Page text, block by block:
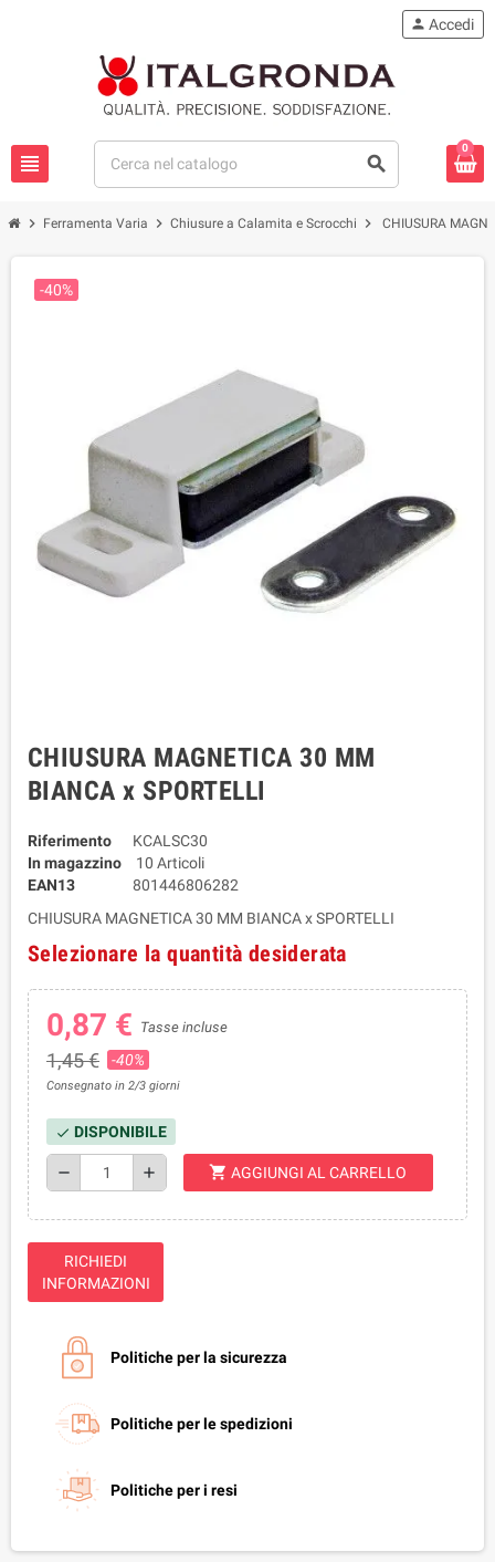
view_headline search
person Accedi
0
chevron_right Ferramenta Varia chevron_right Chiusure a Calamita e Scrocchi chevron_right CHIUSURA
-40%
CHIUSURA MAGNETICA 30 MM
BIANCA x SPORTELLI
Riferimento
KCALSC30
In magazzino
10 Articoli
EAN13
801446806282
CHIUSURA MAGNETICA 30 MM BIANCA x SPORTELLI
Selezionare la quantità desiderata
0,87 € Tasse incluse
1,45 € -40%
Consegnato in 2/3 giorni
check DISPONIBILE
remove add shopping_cart AGGIUNGI AL CARRELLO
RICHIEDI
INFORMAZIONI
Politiche per la sicurezza
Politiche per le spedizioni
Politiche per i resi